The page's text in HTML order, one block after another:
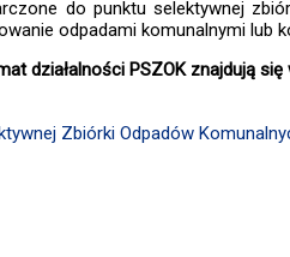
do punktu selektywnej
odpadami komunalnymi lub
działalności PSZOK znajdują się
Zbiórki Odpadów